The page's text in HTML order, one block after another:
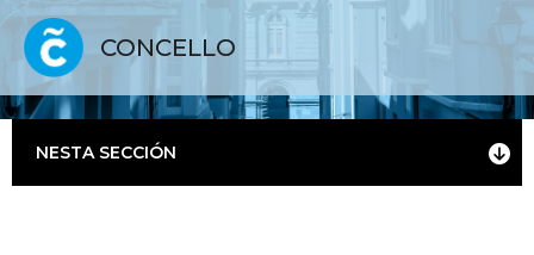
CONCELLO
NESTA SECCIÓN